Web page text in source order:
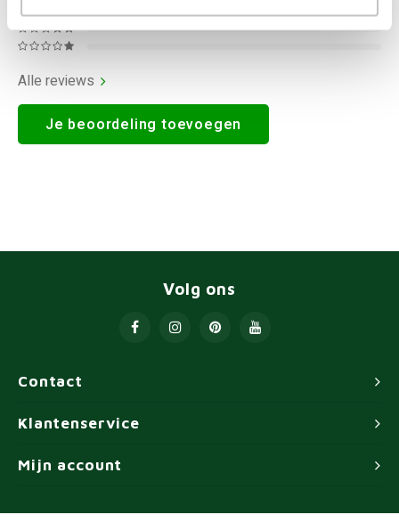
Alle reviews
Je beoordeling toevoegen
Contact
Volg ons
Klantenservice
Mijn account